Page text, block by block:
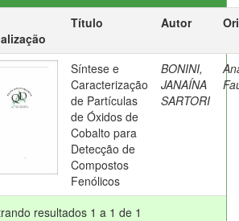
Título Autor
Síntese e
Caracterização
de Partículas
de Óxidos de
Cobalto para
Detecção de
Compostos
Fenólicos
BONINI,
JANAÍNA
SARTORI
resultados 1 a 1 de 1